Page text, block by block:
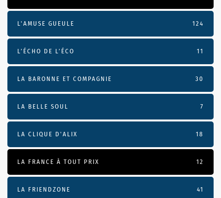
L'AMUSE GUEULE 124
L’ÉCHO DE L’ÉCO 11
LA BARONNE ET COMPAGNIE 30
LA BELLE SOUL 7
LA CLIQUE D'ALIX 18
LA FRANCE À TOUT PRIX 12
LA FRIENDZONE 41